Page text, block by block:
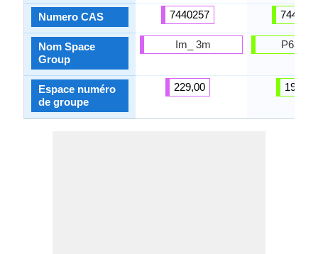
Numero CAS
Nom Space
Group
Espace numéro
de groupe
7440257
Im_ 3m
229,00
P63/
194,00